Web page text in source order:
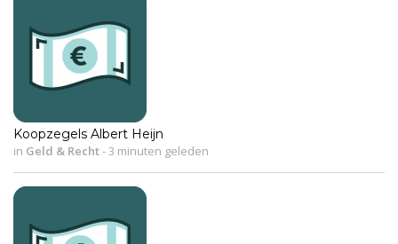
Koopzegels Albert Heijn
in Geld & Recht-3 minuten geleden